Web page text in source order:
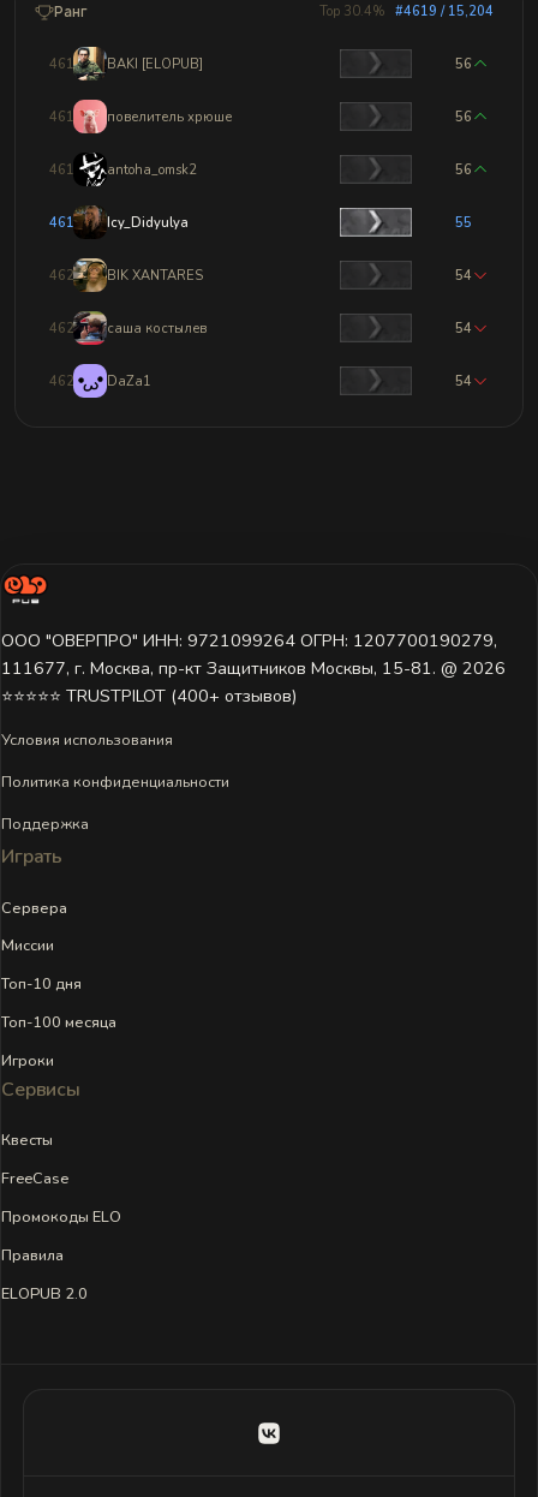
Ранг Top 30.4% #4619 / 15,204
4616 BAKI [ELOPUB] 56
4617 повелитель хрюше 56
4618 antoha_omsk2 56
4619 Icy_Didyulya 55
4620 BIK XANTARES 54
4621 саша костылев 54
4622 DaZa1 54
ООО "ОВЕРПРО" ИНН: 9721099264 ОГРН: 1207700190279,
111677, г. Москва, пр-кт Защитников Москвы, 15-81. @ 2026 ㅤ
⭐⭐⭐⭐⭐ TRUSTPILOT (400+ отзывов)
Условия использования
Политика конфиденциальности
Поддержка
Играть
Сервера
Миссии
Топ-10 дня
Топ-100 месяца
Игроки
Сервисы
Квесты
FreeCase
Промокоды ELO
Правила
ELOPUB 2.0